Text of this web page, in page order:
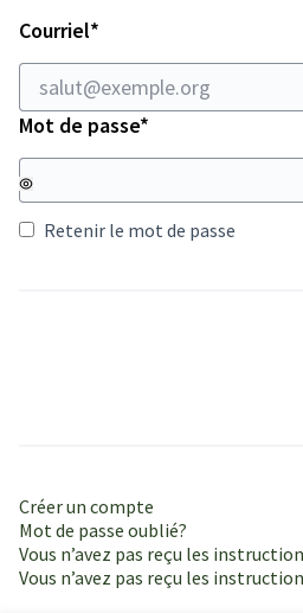
Courriel*
Mot de passe*
Retenir le mot de passe
Créer un compte
Mot de passe oublié?
Vous n’avez pas reçu les
Vous n’avez pas reçu les